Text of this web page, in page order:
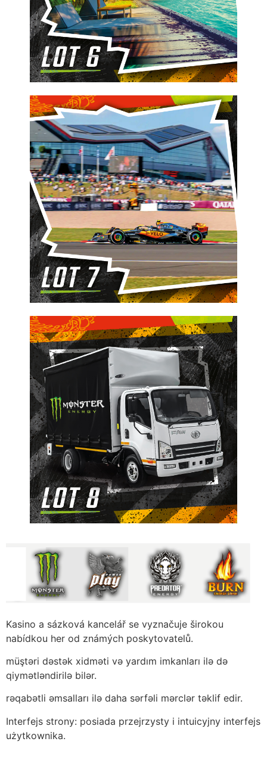
Kasino a sázková kancelář se vyznačuje širokou
nabídkou her od známých poskytovatelů.
müştəri dəstək xidməti və yardım imkanları ilə də
qiymətləndirilə bilər.
rəqabətli əmsalları ilə daha sərfəli mərclər təklif edir.
Interfejs strony: posiada przejrzysty i intuicyjny interfejs
użytkownika.